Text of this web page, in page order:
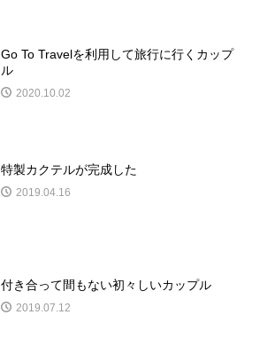
Go To Travelを利用して旅行に行くカップ
ル
2020.10.02
特製カクテルが完成した
2019.04.16
付き合って間もない初々しいカップル
2019.07.12